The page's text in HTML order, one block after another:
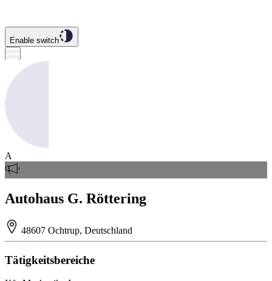
Enable switch
A
Autohaus G. Röttering
48607 Ochtrup, Deutschland
Tätigkeitsbereiche